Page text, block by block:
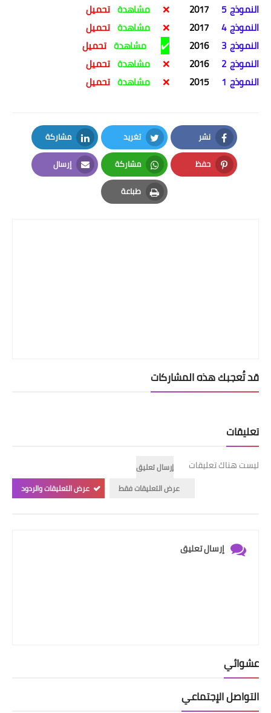
النموذج 5
2017
❌ مشاهدة تحميل
النموذج 4
2017
❌ مشاهدة تحميل
النموذج 3
2016
✔️ مشاهدة تحميل
النموذج 2
2016
❌ مشاهدة تحميل
النموذج 1
2015
❌ مشاهدة تحميل
نشر
Facebook
تغريد
Twitter
مشاركة
LinkedIn
حفظ
Pinterest
مشاركة
Whatsapp
إرسال
Email
طباعة
Print
قد تُعجبك هذه المشاركات
تعليقات
ليست هناك تعليقات
إرسال تعليق
عرض التعليقات فقط
عرض التعليقات والردود
إرسال تعليق
عشوائي
التواصل الإجتماعي